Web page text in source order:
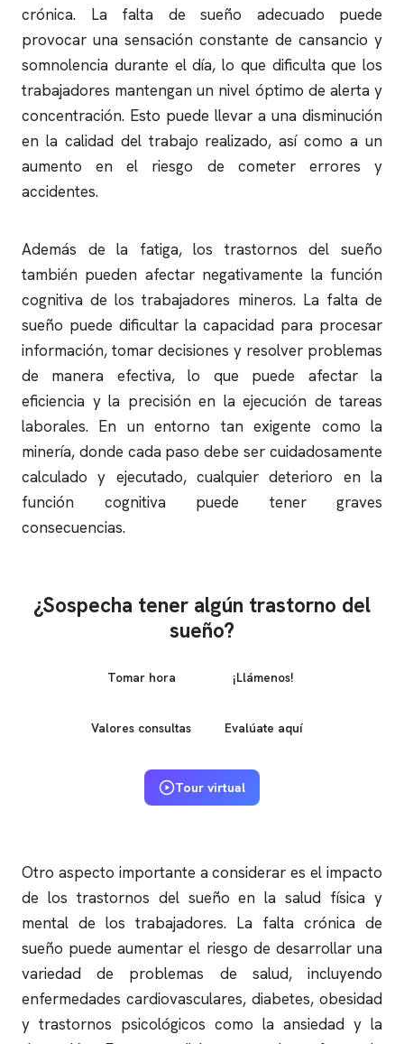
crónica. La falta de sueño adecuado puede
provocar una sensación constante de cansancio y
somnolencia durante el día, lo que dificulta que los
trabajadores mantengan un nivel óptimo de alerta y
concentración. Esto puede llevar a una disminución
en la calidad del trabajo realizado, así como a un
aumento en el riesgo de cometer errores y
accidentes.
Además de la fatiga, los trastornos del sueño
también pueden afectar negativamente la función
cognitiva de los trabajadores mineros. La falta de
sueño puede dificultar la capacidad para procesar
información, tomar decisiones y resolver problemas
de manera efectiva, lo que puede afectar la
eficiencia y la precisión en la ejecución de tareas
laborales. En un entorno tan exigente como la
minería, donde cada paso debe ser cuidadosamente
calculado y ejecutado, cualquier deterioro en la
función cognitiva puede tener graves
consecuencias.
¿Sospecha tener algún trastorno del
sueño?
Tomar hora ¡Llámenos!
Valores consultas Evalúate aquí
Tour virtual
Otro aspecto importante a considerar es el impacto
de los trastornos del sueño en la salud física y
mental de los trabajadores. La falta crónica de
sueño puede aumentar el riesgo de desarrollar una
variedad de problemas de salud, incluyendo
enfermedades cardiovasculares, diabetes, obesidad
y trastornos psicológicos como la ansiedad y la